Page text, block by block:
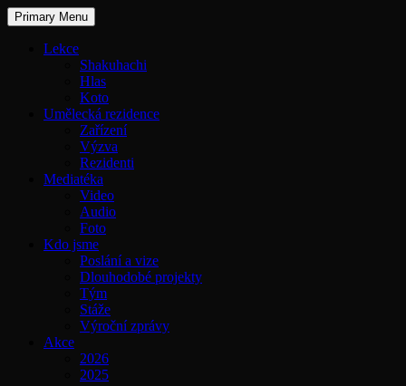
Primary Menu
Lekce
Shakuhachi
Hlas
Koto
Umělecká rezidence
Zařízení
Výzva
Rezidenti
Mediatéka
Video
Audio
Foto
Kdo jsme
Poslání a vize
Dlouhodobé projekty
Tým
Stáže
Výroční zprávy
Akce
2026
2025